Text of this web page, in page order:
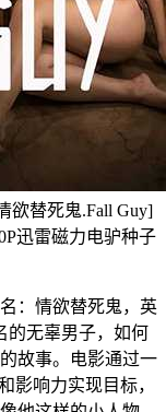
欲替死鬼.Fall Guy]
迅雷磁力电驴种子
：情欲替死鬼，英
的无辜男子，如何
故事。电影通过一
影响力实现目标，